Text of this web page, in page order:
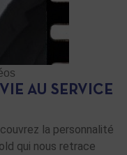
AU SERVICE
la personnalité
qui nous retrace